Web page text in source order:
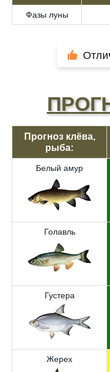
Фазы луны
Прогноз клёва,
рыба:
Белый амур
Голавль
Густера
Жерех